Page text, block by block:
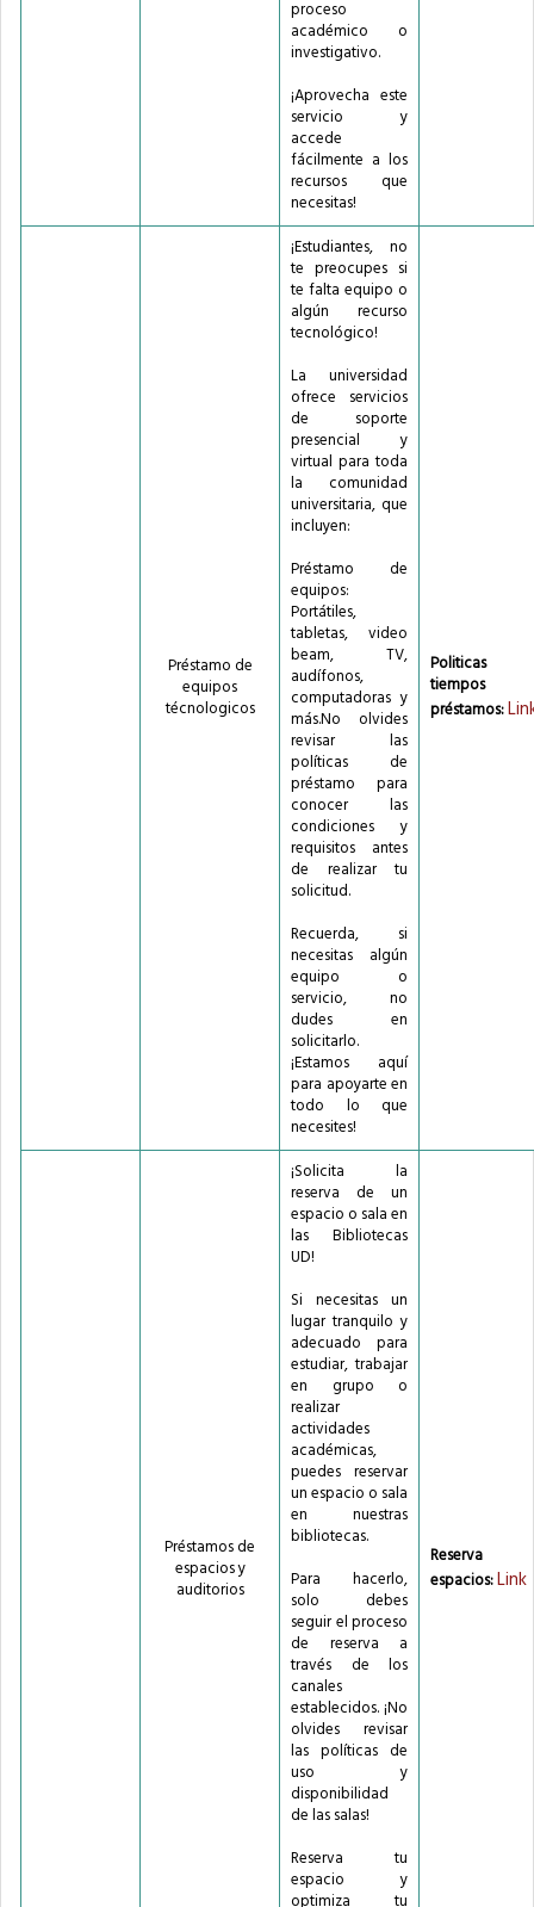
proceso
académico o
investigativo.
¡Aprovecha este
servicio y
accede
fácilmente a los
recursos que
necesitas!
Préstamo de
equipos
técnologicos
¡Estudiantes, no
te preocupes si
te falta equipo o
algún recurso
tecnológico!
La universidad
ofrece servicios
de soporte
presencial y
virtual para toda
la comunidad
universitaria, que
incluyen:
Préstamo de
equipos:
Portátiles,
tabletas, video
beam, TV,
audífonos,
computadoras y
más.No olvides
revisar las
políticas de
préstamo para
conocer las
condiciones y
requisitos antes
de realizar tu
solicitud.
Recuerda, si
necesitas algún
equipo o
servicio, no
dudes en
solicitarlo.
¡Estamos aquí
para apoyarte en
todo lo que
necesites!
tiempos
préstamos:
Préstamos de
espacios y
auditorios
¡Solicita la
reserva de un
espacio o sala en
las Bibliotecas
UD!
Si necesitas un
lugar tranquilo y
adecuado para
estudiar, trabajar
en grupo o
realizar
actividades
académicas,
puedes reservar
un espacio o sala
en nuestras
bibliotecas.
Para hacerlo,
solo debes
seguir el proceso
de reserva a
través de los
canales
establecidos. ¡No
olvides revisar
las políticas de
uso y
disponibilidad
de las salas!
Reserva tu
espacio y
optimiza tu
Reserva
espacios:Link